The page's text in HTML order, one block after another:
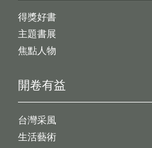
開卷有益
台灣采風
生活藝術
得獎好書
主題書展
焦點人物